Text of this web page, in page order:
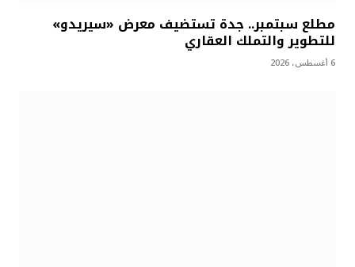
مطلع سبتمبر.. جدة تستضيف معرض «سيريدو»
للتطوير والتملك العقاري
6 أغسطس، 2026